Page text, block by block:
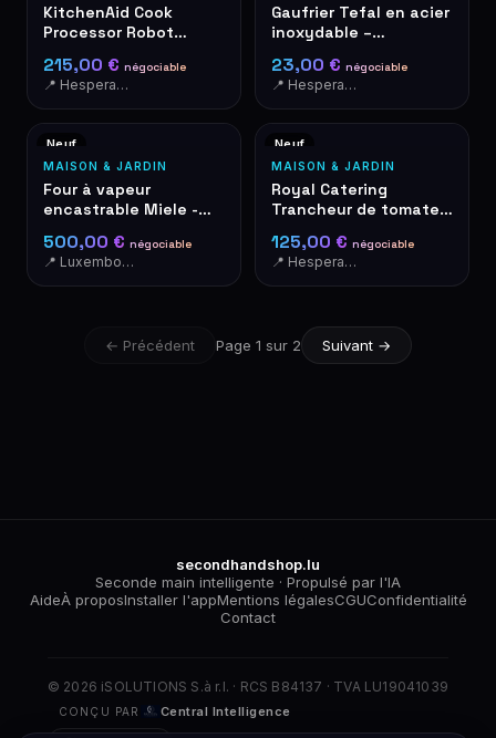
KitchenAid Cook
Processor Robot
215,00 € négociable
📍 Hesperange
Gaufrier Tefal en acier
inoxydable –
23,00 € négociable
📍 Hesperange
Neuf
MAISON & JARDIN
Four à vapeur
encastrable Miele -
500,00 € négociable
📍 Luxembourg
Neuf
MAISON & JARDIN
Royal Catering
Trancheur de tomates
125,00 € négociable
📍 Hesperange
← Précédent Page 1 sur 2 Suivant →
secondhandshop.lu
Seconde main intelligente · Propulsé par l'IA
AideÀ proposInstaller l'appMentions légalesCGUConfidentialité
Contact
© 2026 iSOLUTIONS S.à r.l. · RCS B84137 · TVA LU19041039
CONÇU PAR Central Intelligence